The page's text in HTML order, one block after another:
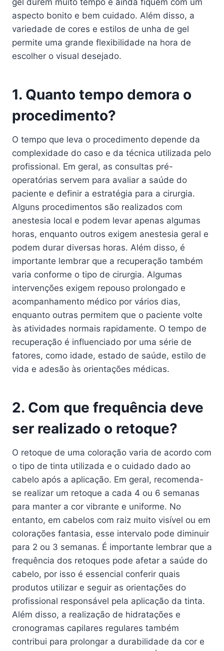
gel durem muito tempo e ainda fiquem com um
aspecto bonito e bem cuidado. Além disso, a
variedade de cores e estilos de unha de gel
permite uma grande flexibilidade na hora de
escolher o visual desejado.
1. Quanto tempo demora o
procedimento?
O tempo que leva o procedimento depende da
complexidade do caso e da técnica utilizada pelo
profissional. Em geral, as consultas pré-
operatórias servem para avaliar a saúde do
paciente e definir a estratégia para a cirurgia.
Alguns procedimentos são realizados com
anestesia local e podem levar apenas algumas
horas, enquanto outros exigem anestesia geral e
podem durar diversas horas. Além disso, é
importante lembrar que a recuperação também
varia conforme o tipo de cirurgia. Algumas
intervenções exigem repouso prolongado e
acompanhamento médico por vários dias,
enquanto outras permitem que o paciente volte
às atividades normais rapidamente. O tempo de
recuperação é influenciado por uma série de
fatores, como idade, estado de saúde, estilo de
vida e adesão às orientações médicas.
2. Com que frequência deve
ser realizado o retoque?
O retoque de uma coloração varia de acordo com
o tipo de tinta utilizada e o cuidado dado ao
cabelo após a aplicação. Em geral, recomenda-
se realizar um retoque a cada 4 ou 6 semanas
para manter a cor vibrante e uniforme. No
entanto, em cabelos com raiz muito visível ou em
colorações fantasia, esse intervalo pode diminuir
para 2 ou 3 semanas. É importante lembrar que a
frequência dos retoques pode afetar a saúde do
cabelo, por isso é essencial conferir quais
produtos utilizar e seguir as orientações do
profissional responsável pela aplicação da tinta.
Além disso, a realização de hidratações e
cronogramas capilares regulares também
contribui para prolongar a durabilidade da cor e